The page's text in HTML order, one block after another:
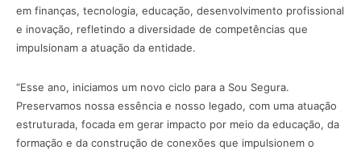
em finanças, tecnologia, educação, desenvolvimento profissional
e inovação, refletindo a diversidade de competências que
impulsionam a atuação da entidade.
“Esse ano, iniciamos um novo ciclo para a Sou Segura.
Preservamos nossa essência e nosso legado, com uma atuação
estruturada, focada em gerar impacto por meio da educação, da
formação e da construção de conexões que impulsionem o